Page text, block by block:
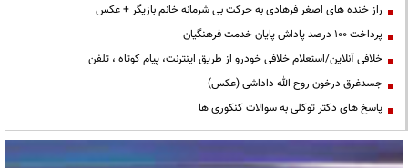
راز خنده های اصغر فرهادی به حرکت بی شرمانه خانم بازیگر + عکس
پرداخت ۱۰۰ درصد پاداش پایان خدمت فرهنگیان
خلافی آنلاین/استعلام خلافی خودرو از طریق اینترنت، پیام کوتاه ، تلفن
جسدغرق درخون روح الله داداشی (عکس)
پاسخ های دکتر توکلی به سوالات کنکوری ها